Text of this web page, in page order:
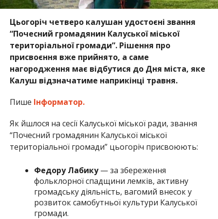
Цьогоріч четверо калушан удостоєні звання
“Почесний громадянин Калуської міської
територіальної громади”. Рішення про
присвоєння вже прийнято, а саме
нагородження має відбутися до Дня міста, яке
Калуш відзначатиме наприкінці травня.
Пише Інформатор.
Як йшлося на сесії Калуської міської ради, звання
“Почесний громадянин Калуської міської
територіальної громади” цьогоріч присвоюють:
Федору Лабику— за збереження
фольклорної спадщини лемків, активну
громадську діяльність, вагомий внесок у
розвиток самобутньої культури Калуської
громади.